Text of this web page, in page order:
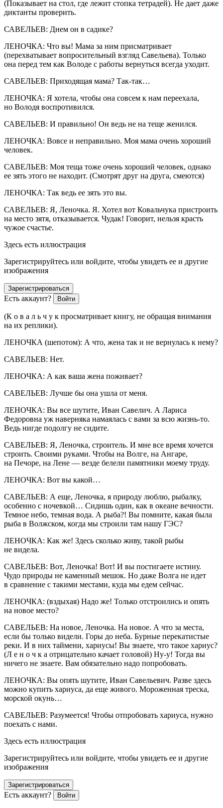
(Показывает на стол, где лежит стопка тетрадей). Не дает даже
диктанты проверить.
САВЕЛЬЕВ: Днем он в садике?
ЛЕНОЧКА: Что вы! Мама за ним присматривает
(перехватывает вопросительный взгляд Савельева). Только
она перед тем как Володе с работы вернуться всегда уходит.
САВЕЛЬЕВ: Приходящая мама? Так-так…
ЛЕНОЧКА: Я хотела, чтобы она совсем к нам переехала,
но Володя воспротивился.
САВЕЛЬЕВ: И правильно! Он ведь не на теще женился.
ЛЕНОЧКА: Вовсе и неправильно. Моя мама очень хороший
человек.
САВЕЛЬЕВ: Моя теща тоже очень хороший человек, однако
ее зять этого не находит. (Смотрят друг на друга, смеются)
ЛЕНОЧКА: Так ведь ее зять это вы.
САВЕЛЬЕВ: Я, Леночка. Я. Хотел вот Ковальчука пристроить
на место зятя, отказывается. Чудак! Говорит, нельзя красть
чужое счастье.
Здесь есть иллюстрация
Зарегистрируйтесь или войдите, чтобы увидеть ее и другие
изображения
Зарегистрироваться
Есть аккаунт? Войти
(К о в а л ь ч у к просматривает книгу, не обращая внимания
на их реплики).
ЛЕНОЧКА (шепотом): А что, жена так и не вернулась к нему?
САВЕЛЬЕВ: Нет.
ЛЕНОЧКА: А как ваша жена поживает?
САВЕЛЬЕВ: Лучше бы она ушла от меня.
ЛЕНОЧКА: Вы все шутите, Иван Савелич. А Лариса
Федоровна уж наверняка намаялась с вами за всю жизнь-то.
Ведь нигде подолгу не сидите.
САВЕЛЬЕВ: Я, Леночка, строитель. И мне все время хочется
строить. Своими руками. Чтобы на Волге, на Ангаре,
на Печоре, на Лене — везде белели памятники моему труду.
ЛЕНОЧКА: Вот вы какой…
САВЕЛЬЕВ: А еще, Леночка, я природу люблю, рыбалку,
особенно с ночевкой… Сидишь один, как в океане вечности.
Темное небо, темная вода. А рыба?! Вы помните, какая была
рыба в Волжском, когда мы строили там нашу ГЭС?
ЛЕНОЧКА: Как же! Здесь сколько живу, такой рыбы
не видела.
САВЕЛЬЕВ: Вот, Леночка! Вот! И вы постигаете истину.
Чудо природы не каменный мешок. Но даже Волга не идет
в сравнение с такими местами, куда мы едем сейчас.
ЛЕНОЧКА: (вздыхая) Надо же! Только отстроились и опять
на новое место?
САВЕЛЬЕВ: На новое, Леночка. На новое. А что за места,
если бы только видели. Горы до неба. Бурные перекатистые
реки. И в них таймени, хариусы! Вы знаете, что такое хариус?
(Л е н о ч к а отрицательно качает головой) Ну-у! Тогда вы
ничего не знаете. Вам обязательно надо попробовать.
ЛЕНОЧКА: Вы опять шутите, Иван Савельевич. Разве здесь
можно купить хариуса, да еще живого. Мороженная треска,
морской окунь…
САВЕЛЬЕВ: Разумеется! Чтобы отпробовать хариуса, нужно
поехать с нами.
Здесь есть иллюстрация
Зарегистрируйтесь или войдите, чтобы увидеть ее и другие
изображения
Зарегистрироваться
Есть аккаунт? Войти